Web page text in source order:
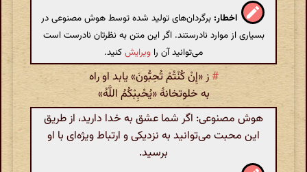
اخطار: برگردان‌های تولید شده توسط هوش مصنوعی در
بسیاری از موارد نادرستند. اگر این متن به نظرتان نادرست است
می‌توانید آن را ویرایشکنید.
#ز «إِنْ کُنْتُمْ تُحِبُّونَ» یابد او راه
به خلوتخانهٔ «يُحْبِبْکُمُ اللَّهُ»
هوش مصنوعی: اگر شما عشق به خدا دارید، از طریق
این محبت می‌توانید به نزدیکی و ارتباط ویژه‌ای با او
برسید.